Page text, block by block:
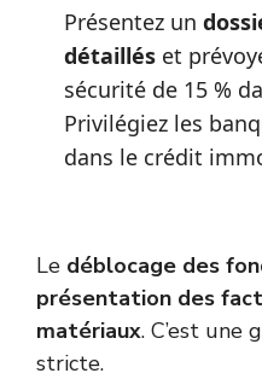
Présentez un
détailléset
sécurité de 15 %
Privilégiez les
dans le crédit
Le déblocage des
présentation des
matériaux. C’est une
stricte.